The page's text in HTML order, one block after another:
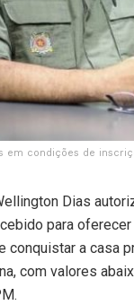
em condições de
Dias
para
conquistar a casa
com valores